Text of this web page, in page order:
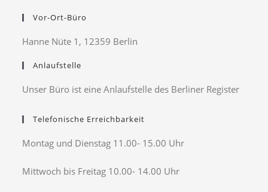
Vor-Ort-Büro
Hanne Nüte 1, 12359 Berlin
Anlaufstelle
Unser Büro ist eine Anlaufstelle des Berliner Register
Telefonische Erreichbarkeit
Montag und Dienstag 11.00- 15.00 Uhr
Mittwoch bis Freitag 10.00- 14.00 Uhr